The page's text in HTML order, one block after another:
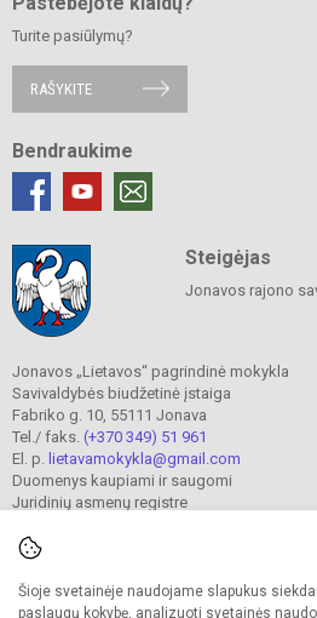
Šioje svetainėje naudojame slapukus
paslaugų kokybę, analizuoti svetainės
Turite pasiūlymų?
RAŠYKITE
Bendraukime
Steigėjas
Jonavos rajono
Jonavos „Lietavos“ pagrindinė mokykla
Savivaldybės biudžetinė įstaiga
Fabriko g. 10, 55111 Jonava
Tel./ faks. (+370 349) 51 961
El. p.
lietavamokykla@gmail.com
Duomenys kaupiami ir saugomi
Juridinių asmenų registre
© 2023. Jonavos Lietavos pagrindinė